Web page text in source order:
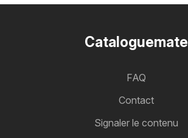
Cataloguemate
FAQ
Contact
Signaler le contenu